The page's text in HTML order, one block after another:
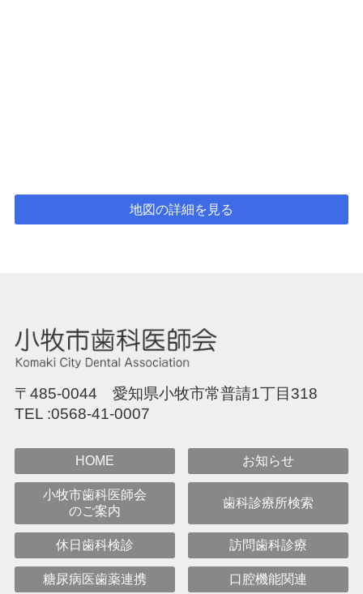
地図の詳細を見る
〒485-0044 愛知県小牧市常普請1丁目318
TEL :0568-41-0007
HOME お知らせ
小牧市歯科医師会
のご案内
歯科診療所検索
休日歯科検診 訪問歯科診療
糖尿病医歯薬連携 口腔機能関連